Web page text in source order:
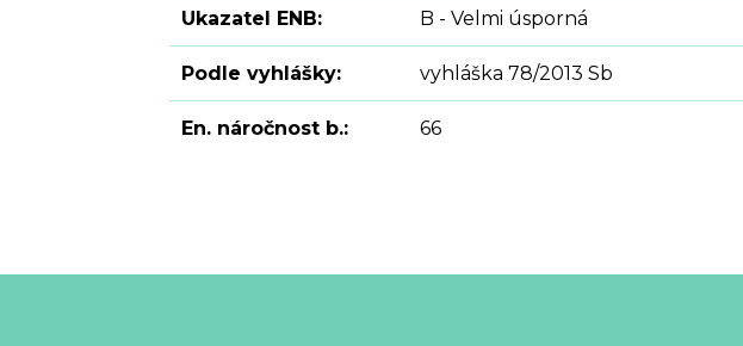
Ukazatel ENB: B - Velmi úsporná
Podle vyhlášky: vyhláška 78/2013 Sb
En. náročnost b.: 66